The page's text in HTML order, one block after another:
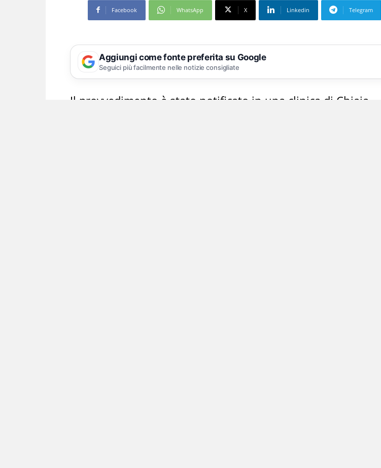
Facebook WhatsApp X Linkedin Telegram
Aggiungi come fonte preferita su Google
Seguici più facilmente nelle notizie consigliate
Il provvedimento è stato notificato in una clinica di Chiaia